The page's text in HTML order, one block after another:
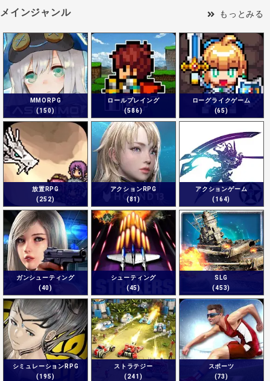
メインジャンル もっとみる
MMORPG
(150)
ロールプレイング
(586)
ローグライクゲーム
(65)
放置RPG
(252)
アクションRPG
(81)
アクションゲーム
(164)
ガンシューティング
(40)
シューティング
(45)
SLG
(453)
シミュレーションRPG
(195)
ストラテジー
(241)
スポーツ
(73)